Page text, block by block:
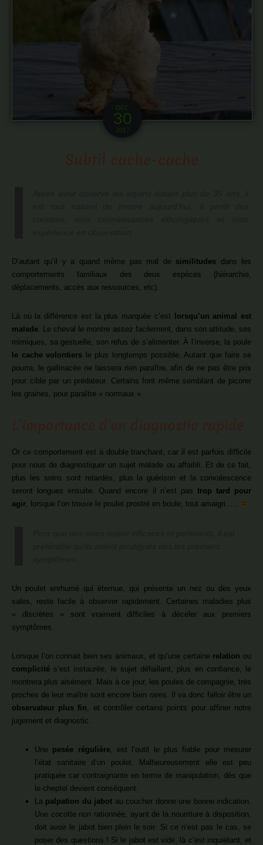
DÉC
30
2017
D’autant qu’il y a quand même pas mal de similitudes dans les
comportements familiaux des deux espèces (hiérarchie,
déplacements, accès aux ressources, etc).
Là où la différence est la plus marquée c’est lorsqu’un animal est
malade . Le cheval le montre assez facilement, dans son attitude, ses
mimiques, sa gestuelle, son refus de s’alimenter. À l’inverse, la poule
le cache volontiers le plus longtemps possible. Autant que faire se
pourra, le gallinacée ne laissera rien paraître, afin de ne pas être pris
pour cible par un prédateur. Certains font même semblant de picorer
les graines, pour paraître « normaux »
Or ce comportement est à double tranchant, car il est parfois difficile
pour nous de diagnostiquer un sujet malade ou affaibli. Et de ce fait,
plus les soins sont retardés, plus la guérison et la convalescence
seront longues ensuite. Quand encore il n’est pas trop tard pour
agir , lorsque l’on trouve le poulet prostré en boule, tout amaigri…..
Un poulet enrhumé qui éternue, qui présente un nez ou des yeux
sales, reste facile à observer rapidement. Certaines maladies plus
« discrètes » sont vraiment difficiles à déceler aux premiers
symptômes.
Lorsque l’on connait bien ses animaux, et qu’une certaine relation ou
complicité s’est instaurée, le sujet défaillant, plus en confiance, le
montrera plus aisément. Mais à ce jour, les poules de compagnie, très
proches de leur maître sont encore bien rares. Il va donc falloir être un
observateur plus fin , et contrôler certains points pour affiner notre
jugement et diagnostic.
Une pesée régulière, est l’outil le plus fiable pour mesurer
l’état sanitaire d’un poulet. Malheureusement elle est peu
pratiquée car contraignante en terme de manipulation, dès que
le cheptel devient conséquent.
La palpation du jabot au coucher donne une bonne indication.
Une cocotte non rationnée, ayant de la nourriture à disposition,
doit avoir le jabot bien plein le soir. Si ce n’est pas le cas, se
poser des questions ! Si le jabot est vide, là c’est inquiétant, et